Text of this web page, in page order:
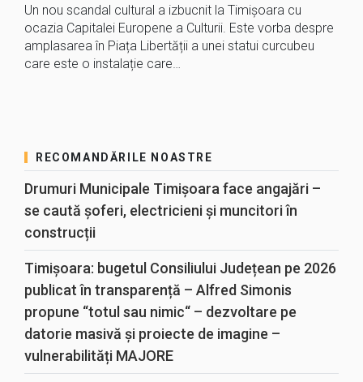
Un nou scandal cultural a izbucnit la Timișoara cu
ocazia Capitalei Europene a Culturii. Este vorba despre
amplasarea în Piața Libertății a unei statui curcubeu
care este o instalație care…
RECOMANDĂRILE NOASTRE
Drumuri Municipale Timișoara face angajări –
se caută șoferi, electricieni și muncitori în
construcții
Timișoara: bugetul Consiliului Județean pe 2026
publicat în transparență – Alfred Simonis
propune “totul sau nimic“ – dezvoltare pe
datorie masivă și proiecte de imagine –
vulnerabilități MAJORE